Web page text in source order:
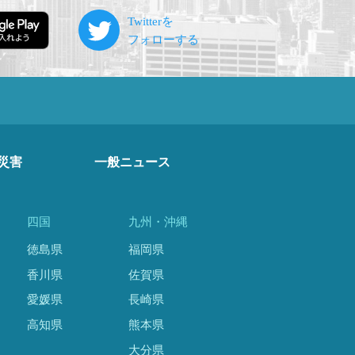
害 一般ニュース
四国
徳島県
香川県
愛媛県
高知県
九州・沖縄
福岡県
佐賀県
長崎県
熊本県
大分県